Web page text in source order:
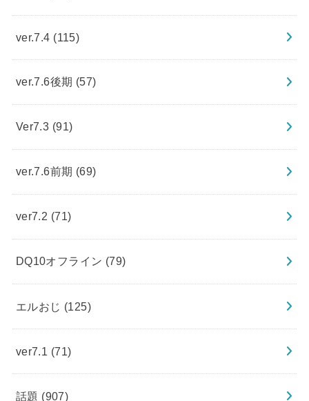
ver.7.4 (115)
ver.7.6後期 (57)
Ver7.3 (91)
ver.7.6前期 (69)
ver7.2 (71)
DQ10オフライン (79)
エルおじ (125)
ver7.1 (71)
話題 (907)